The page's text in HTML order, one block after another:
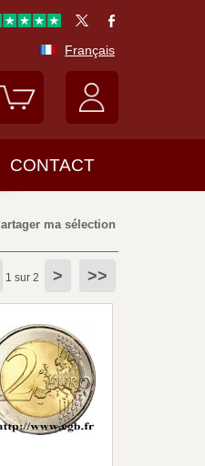
Français
CONTACT
ma sélection
1 sur 2 > >>